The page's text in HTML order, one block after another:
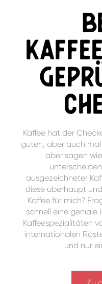
Kaffee hat der
guten, aber auch
aber sagen
ausgezeichneter
diese überhaupt
Kaffee für mich?
schnell eine
Kaffeespezialitäten
internationalen
und nur